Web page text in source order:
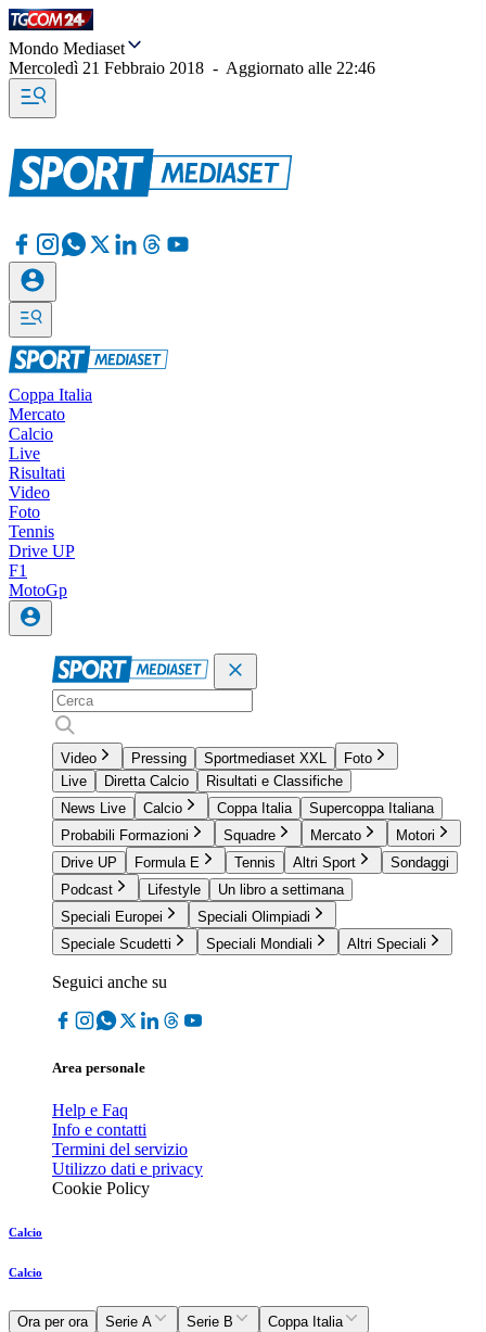
Mondo Mediaset
Mercoledì 21 Febbraio 2018 - Aggiornato alle 22:46
Coppa Italia
Mercato
Calcio
Live
Risultati
Video
Foto
Tennis
Drive UP
F1
MotoGp
Video Pressing Sportmediaset XXL
Foto
Live
Diretta Calcio
Risultati e Classifiche
News Live
Calcio Coppa Italia
Supercoppa Italiana
Probabili Formazioni
Squadre Mercato
Motori
Drive UP
Formula E Tennis Altri Sport
Sondaggi
Podcast
Lifestyle
Un libro a settimana
Speciali Europei
Speciali Olimpiadi
Speciale Scudetti
Speciali Mondiali Altri Speciali
Seguici anche su
Area personale
Help e Faq
Info e contatti
Termini del servizio
Utilizzo dati e privacy
Cookie Policy
Calcio
Calcio
Ora per ora Serie A Serie B
Coppa Italia